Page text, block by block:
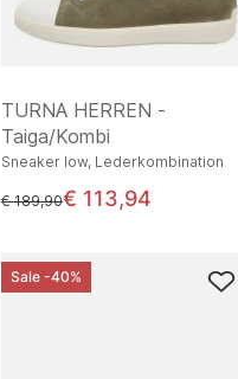
TURNA HERREN -
Taiga/Kombi
Sneaker low, Lederkombination
statt
€ 189,90€ 113,94
Sale -40%